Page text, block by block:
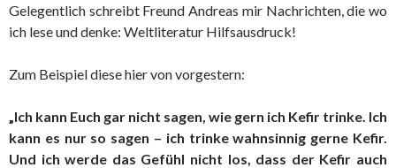
Gelegentlich schreibt Freund Andreas mir Nachrichten, die wo
ich lese und denke: Weltliteratur Hilfsausdruck!
Zum Beispiel diese hier von vorgestern:
„Ich kann Euch gar nicht sagen, wie gern ich Kefir trinke. Ich
kann es nur so sagen – ich trinke wahnsinnig gerne Kefir.
Und ich werde das Gefühl nicht los, dass der Kefir auch